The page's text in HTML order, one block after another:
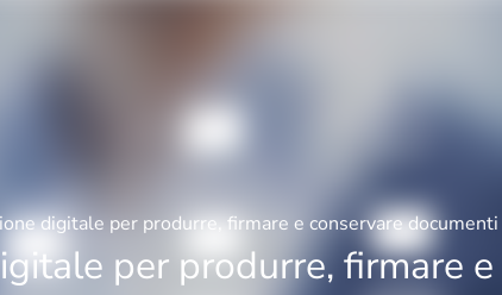
digitale per produrre, firmare e conservare
per produrre, firmare